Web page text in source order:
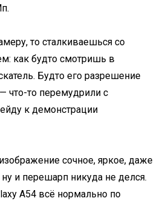
то сталкиваешься со
как будто смотришь в
Будто его разрешение
что-то перемудрили с
к демонстрации
сочное, яркое, даже
и перешарп никуда не делся.
A54 всё нормально по